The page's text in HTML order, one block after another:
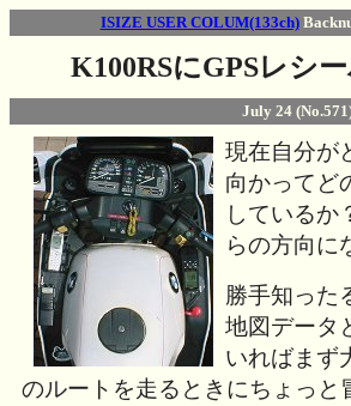
ISIZE USER COLUM(133ch)
K100RSにGPSレシ
July 24
現在自分が
向かってど
しているか
らの方向に
勝手知った
地図データ
いればまず
のルートを走るときにちょっと